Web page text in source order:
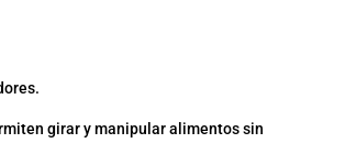
girar y manipular alimentos sin